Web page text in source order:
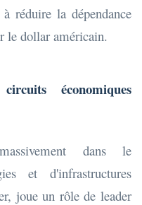
réduire la dépendance
le dollar américain.
économiques
dans le
et d'infrastructures
joue un rôle de leader